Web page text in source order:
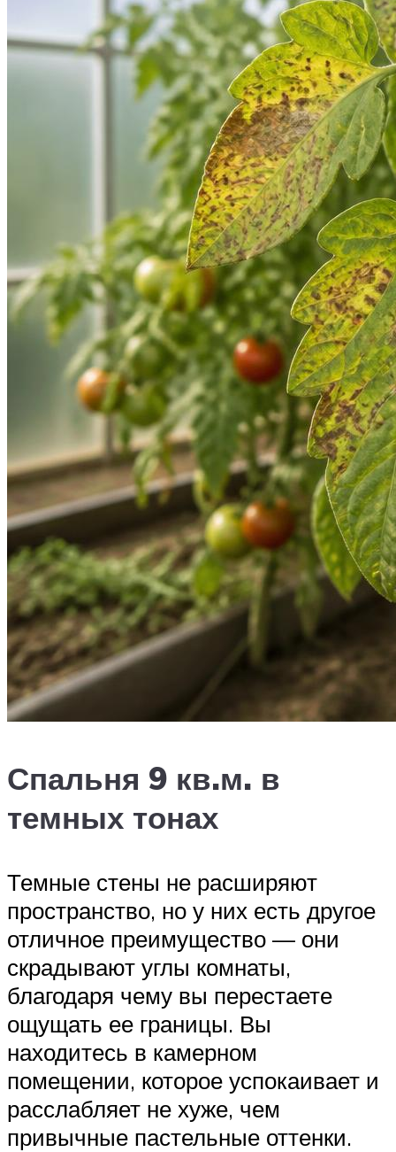
Спальня 9 кв.м. в
темных тонах
Темные стены не расширяют
пространство, но у них есть другое
отличное преимущество — они
скрадывают углы комнаты,
благодаря чему вы перестаете
ощущать ее границы. Вы
находитесь в камерном
помещении, которое успокаивает и
расслабляет не хуже, чем
привычные пастельные оттенки.